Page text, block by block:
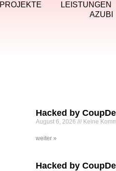
PROJEKTE LEISTUNGEN
AZUBI
Hacked by
August 6, 2026 Keine
weiter »
Hacked by